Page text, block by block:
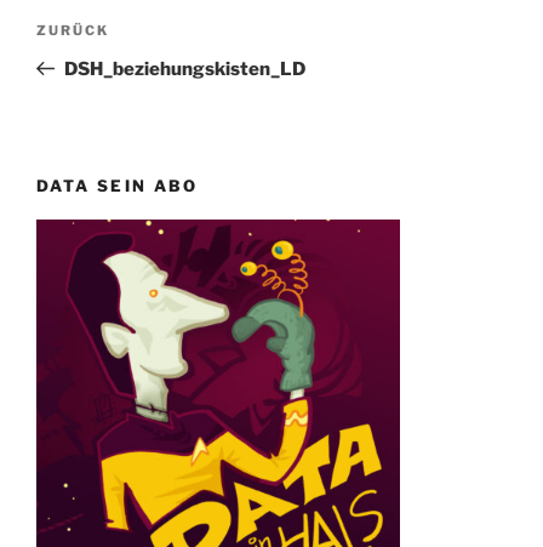
Beitragsnavigation
Vorheriger
Beitrag
ZURÜCK
DSH_beziehungskisten_LD
DATA SEIN ABO